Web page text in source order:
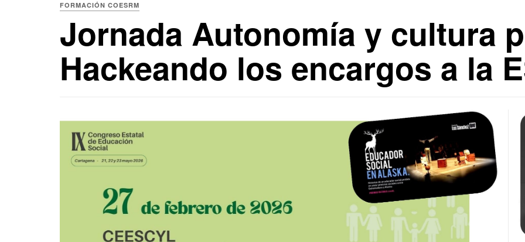
FORMACIÓN COESRM
Jornada Autonomía y cultura
Hackeando los encargos a la